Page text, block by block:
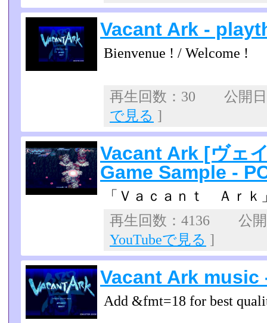
Vacant Ark -
Bienvenue ! / Welcome !
再生回数：30 公開
で見る ]
Vacant Ark [ヴェ
Game Sample -
「Ｖａｃａｎｔ Ａｒｋ
再生回数：4136 公
YouTubeで見る ]
Vacant Ark music
Add &fmt=18 for best